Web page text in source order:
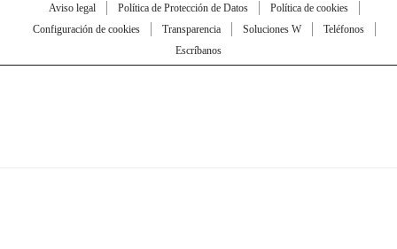
Aviso legal Política de Protección de Datos
Política de cookies
Configuración de cookies
Transparencia Soluciones W
Teléfonos
Escríbanos